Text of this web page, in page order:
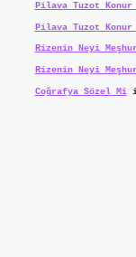
Pilava Tuzot Konur
Pilava Tuzot Konur
Rizenin Neyi
Rizenin Neyi
Coğrafya Sözel Mi